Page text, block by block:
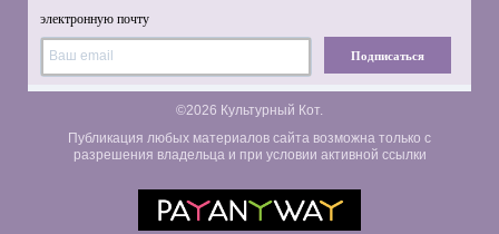
электронную почту
Подписаться
©2026 Культурный Кот.
Публикация любых материалов сайта возможна только с
разрешения владельца и при условии активной ссылки